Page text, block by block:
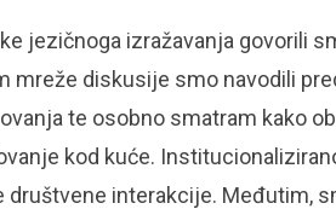
jezičnoga izražavanja govorili
mreže diskusije smo navodili
te osobno smatram kako
kod kuće.
interakcije. Međutim,